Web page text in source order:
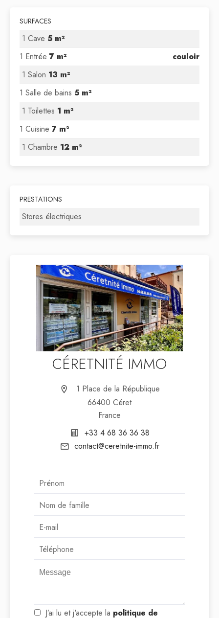
SURFACES
1 Cave 5 m²
1 Entrée 7 m²
couloir
1 Salon 13 m²
1 Salle de bains 5 m²
1 Toilettes 1 m²
1 Cuisine 7 m²
1 Chambre 12 m²
PRESTATIONS
Stores électriques
CÉRETNITÉ IMMO
1 Place de la République
66400 Céret
France
+33 4 68 36 36 38
contact@ceretnite-immo.fr
J’ai lu et j'accepte la politique de